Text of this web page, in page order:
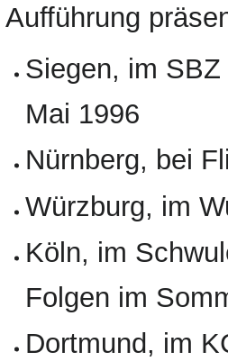
Aufführung
Siegen, im
Mai 1996
Nürnberg, bei
Würzburg, im
Köln, im
Folgen im
Dortmund, im